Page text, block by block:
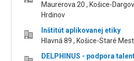
Maurerova 20 , Košice-
Hrdinov
Inštitút aplikovanej etiky
Hlavná 89 , Košice-Staré
DELPHINUS - podpora